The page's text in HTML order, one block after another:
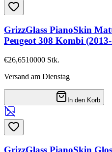
GrizzGlass PianoSkin
Peugeot 308 Kombi
€26,6510000 Stk.
Versand am Dienstag
In den Korb
GrizzGlass PianoSkin